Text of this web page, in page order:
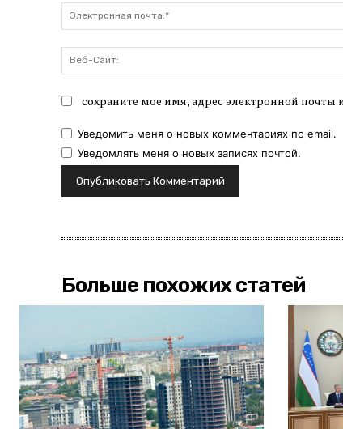
сохраните мое имя, адрес электронной
Уведомить меня о новых комментариях по email.
Уведомлять меня о новых записях почтой.
Больше похожих статей